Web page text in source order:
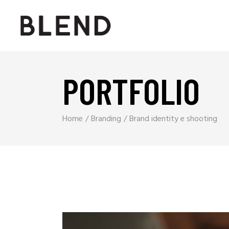
PORTFOLIO
Home Branding Brand identity e shooting